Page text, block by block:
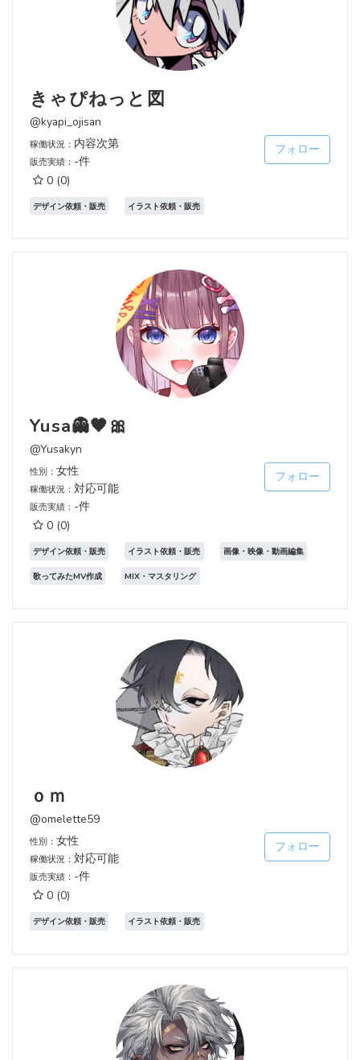
きゃぴねっと図
@kyapi_ojisan
稼働状況： 内容次第
販売実績： -件
0 (0)
フォロー
デザイン依頼・販売 イラスト依頼・販売
Yusa👻🖤🎀
@Yusakyn
性別： 女性
稼働状況： 対応可能
販売実績： -件
0 (0)
フォロー
デザイン依頼・販売 イラスト依頼・販売 画像・映像・動画編集
歌ってみたMV作成 MIX・マスタリング
ｏｍ
@omelette59
性別： 女性
稼働状況： 対応可能
販売実績： -件
0 (0)
フォロー
デザイン依頼・販売 イラスト依頼・販売